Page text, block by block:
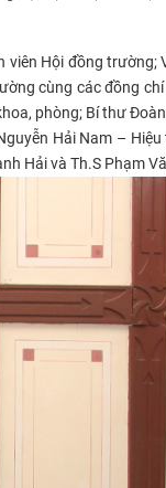
viên Hội đồng trường;
cùng các đồng
phòng; Bí thư
Hải Nam –
Hải và Th.S Phạm